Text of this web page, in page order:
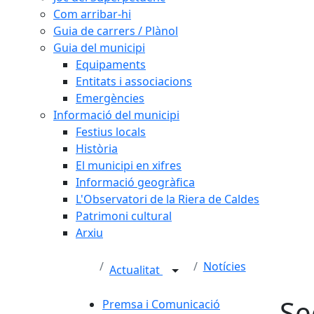
Com arribar-hi
Guia de carrers / Plànol
Guia del municipi
Equipaments
Entitats i associacions
Emergències
Informació del municipi
Festius locals
Història
El municipi en xifres
Informació geogràfica
L'Observatori de la Riera de Caldes
Patrimoni cultural
Arxiu
Actualitat Notícies
Premsa i Comunicació